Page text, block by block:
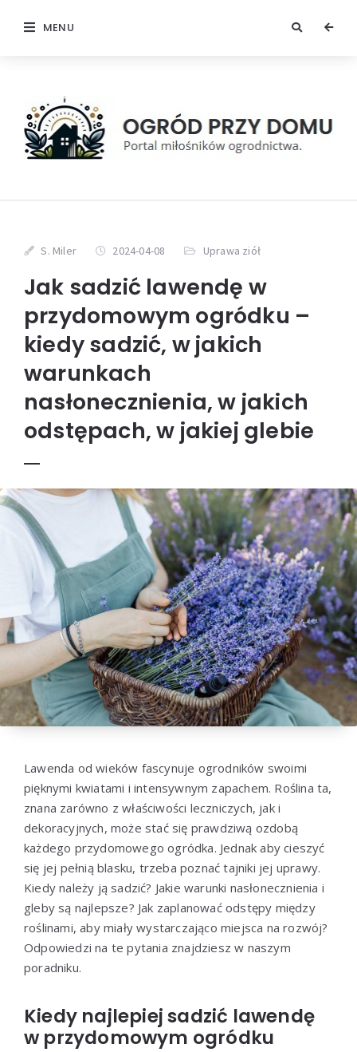
MENU
S. Miler 2024-04-08 Uprawa ziół
Jak sadzić lawendę w
przydomowym ogródku –
kiedy sadzić, w jakich
warunkach
nasłonecznienia, w jakich
odstępach, w jakiej glebie
Lawenda od wieków fascynuje ogrodników swoimi
pięknymi kwiatami i intensywnym zapachem. Roślina ta,
znana zarówno z właściwości leczniczych, jak i
dekoracyjnych, może stać się prawdziwą ozdobą
każdego przydomowego ogródka. Jednak aby cieszyć
się jej pełnią blasku, trzeba poznać tajniki jej uprawy.
Kiedy należy ją sadzić? Jakie warunki nasłonecznienia i
gleby są najlepsze? Jak zaplanować odstępy między
roślinami, aby miały wystarczająco miejsca na rozwój?
Odpowiedzi na te pytania znajdziesz w naszym
poradniku.
Kiedy najlepiej sadzić lawendę
w przydomowym ogródku